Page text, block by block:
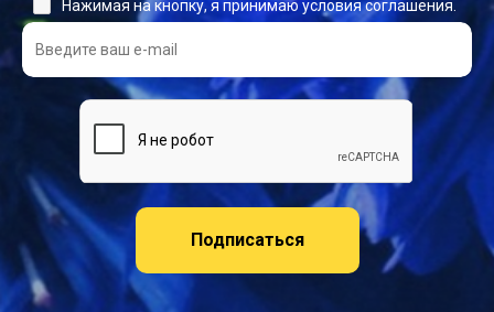
Подписаться
Нажимая на кнопку, я принимаю условия соглашения.